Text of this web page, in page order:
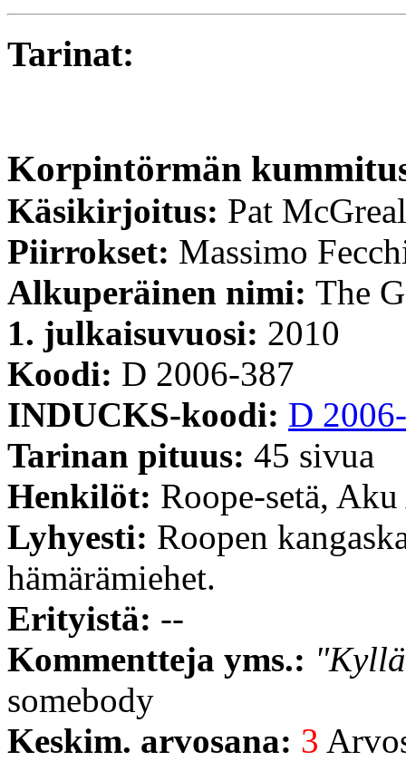
Tarinat:
Korpintörmän
Käsikirjoitus: Pat
Piirrokset: Massimo
Alkuperäinen nimi: The
1. julkaisuvuosi: 2010
Koodi: D 2006-387
INDUCKS-koodi: D
Tarinan pituus: 45 sivua
Henkilöt: Roope-setä,
Lyhyesti: Roopen
hämärämiehet.
Erityistä: --
Kommentteja yms.:
somebody
Keskim. arvosana: 3